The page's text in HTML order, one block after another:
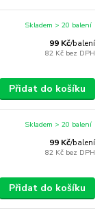
99 Kč/balení
82 Kč bez DPH
Skladem > 20 balení
Přidat do košíku
99 Kč/balení
82 Kč bez DPH
Skladem > 20 balení
Přidat do košíku